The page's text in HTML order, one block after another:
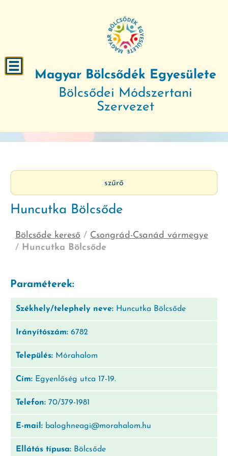
Magyar Bölcsődék Egyesülete
Bölcsődei Módszertani
Szervezet
szűrő
Huncutka Bölcsőde
Bölcsőde kereső / Csongrád-Csanád vármegye
/ Huncutka Bölcsőde
Paraméterek:
Székhely/telephely neve: Huncutka Bölcsőde
Irányítószám: 6782
Település: Mórahalom
Cím: Egyenlőség utca 17-19.
Telefon: 70/379-1981
E-mail: baloghneagi@morahalom.hu
Ellátás típusa: Bölcsőde